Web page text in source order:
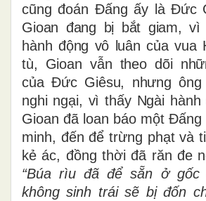
cũng đoán Đấng ấy là Đức
Gioan đang bị bắt giam,
hành động vô luân của vua
tù, Gioan vẫn theo dõi
của Đức Giêsu, nhưng
nghi ngại, vì thấy Ngài hành
Gioan đã loan báo một Đấng
minh, đến để trừng phạt và
kẻ ác, đồng thời đã răn đe
“Búa rìu đã để sẵn ở gốc
không sinh trái sẽ bị đốn